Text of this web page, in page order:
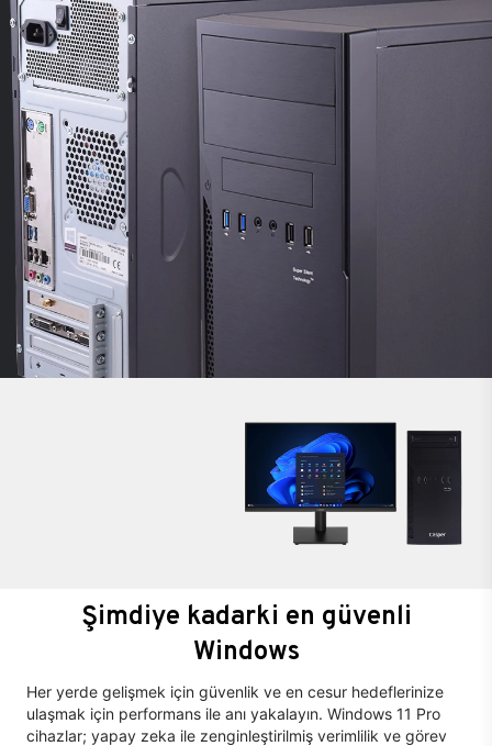
Şimdiye kadarki en güvenli
Windows
Her yerde gelişmek için güvenlik ve en cesur hedeflerinize
ulaşmak için performans ile anı yakalayın. Windows 11 Pro
cihazlar; yapay zeka ile zenginleştirilmiş verimlilik ve görev